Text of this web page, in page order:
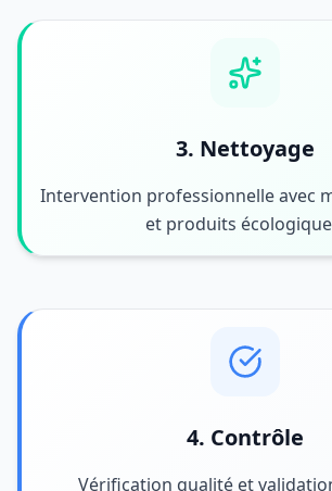
3. Nettoyage
Intervention professionnelle avec
et produits
4. Contrôle
Vérification qualité et